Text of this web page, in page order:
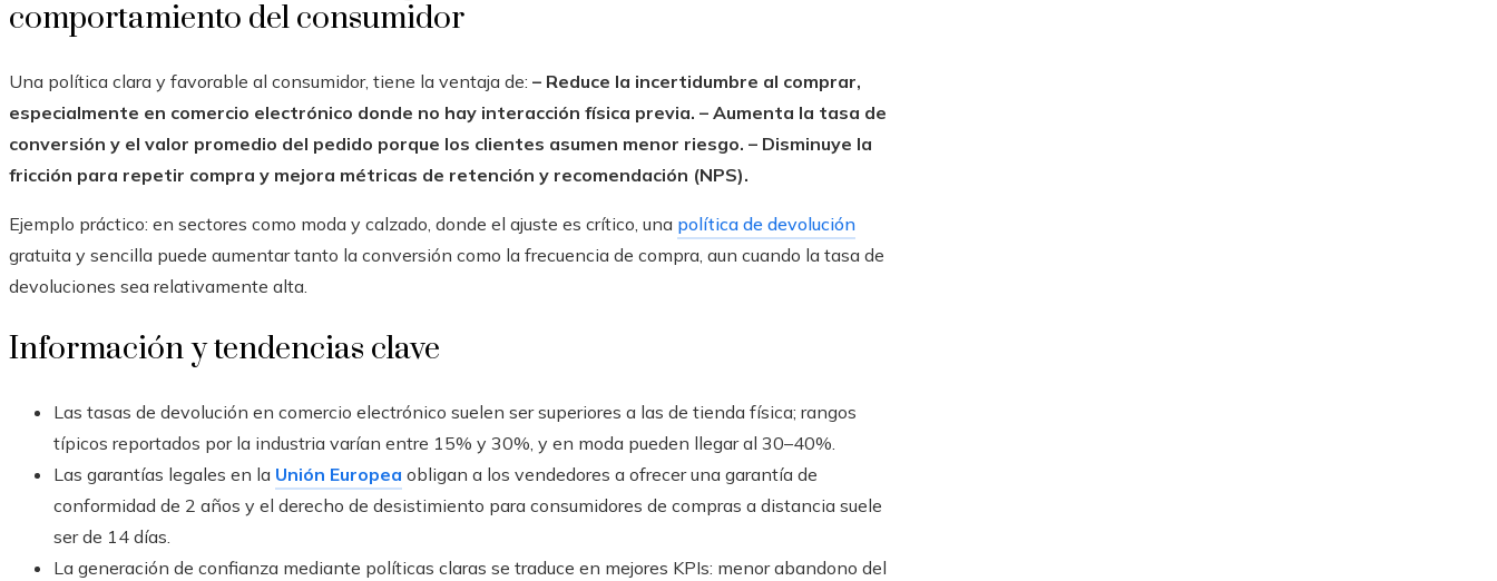
comportamiento del consumidor
Una política clara y favorable al consumidor, tiene la ventaja de: – Reduce la incertidumbre al comprar,
especialmente en comercio electrónico donde no hay interacción física previa. – Aumenta la tasa de
conversión y el valor promedio del pedido porque los clientes asumen menor riesgo. – Disminuye la
fricción para repetir compra y mejora métricas de retención y recomendación (NPS).
Ejemplo práctico: en sectores como moda y calzado, donde el ajuste es crítico, una política de devolución
gratuita y sencilla puede aumentar tanto la conversión como la frecuencia de compra, aun cuando la tasa de
devoluciones sea relativamente alta.
Información y tendencias clave
Las tasas de devolución en comercio electrónico suelen ser superiores a las de tienda física; rangos
típicos reportados por la industria varían entre 15% y 30%, y en moda pueden llegar al 30–40%.
Las garantías legales en la Unión Europea obligan a los vendedores a ofrecer una garantía de
conformidad de 2 años y el derecho de desistimiento para consumidores de compras a distancia suele
ser de 14 días.
La generación de confianza mediante políticas claras se traduce en mejores KPIs: menor abandono del